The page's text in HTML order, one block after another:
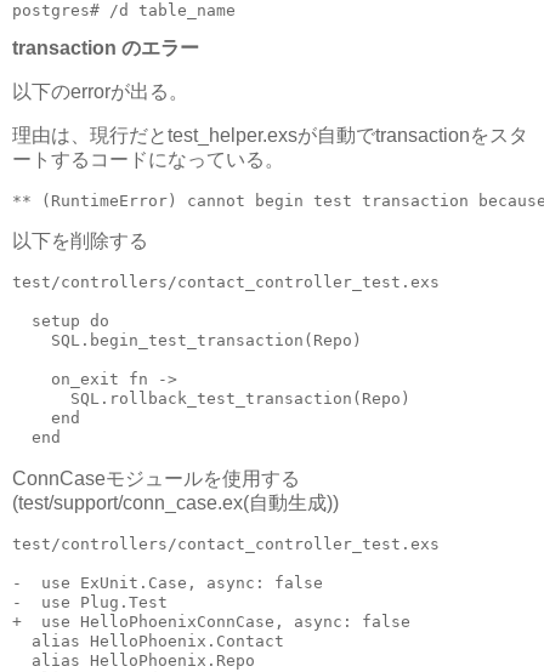
transaction のエラー
以下のerrorが出る。
理由は、現行だとtest_helper.exsが自動でtransactionをスタ
ートするコードになっている。
以下を削除する
test/controllers/contact_controller_test.exs
  setup do
    SQL.begin_test_transaction(Repo)
    on_exit fn ->
      SQL.rollback_test_transaction(Repo)
    end
ConnCaseモジュールを使用する
(test/support/conn_case.ex(自動生成))
test/controllers/contact_controller_test.exs
-  use ExUnit.Case, async: false
-  use Plug.Test
+  use HelloPhoenixConnCase, async: false
  alias HelloPhoenix.Contact
  alias HelloPhoenix.Repo